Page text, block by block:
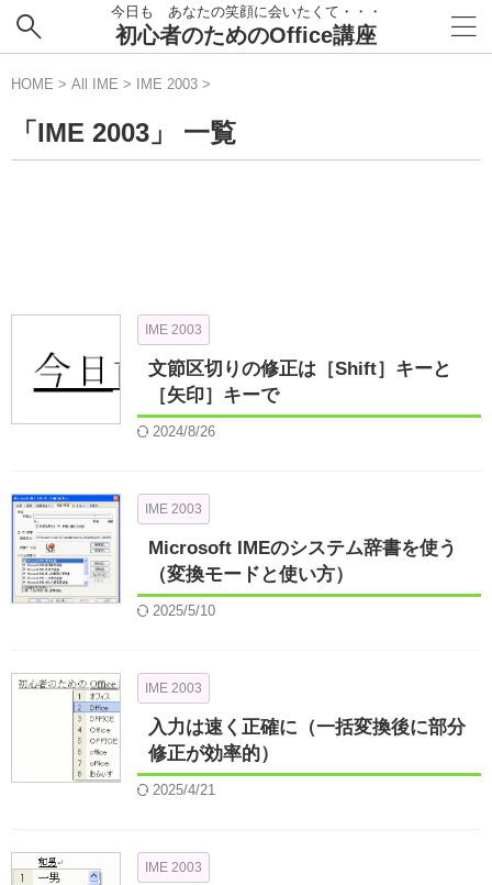
今日も あなたの笑顔に会いたくて・・・
初心者のためのOffice講座
HOME > All IME > IME 2003 >
「IME 2003」 一覧
IME 2003
文節区切りの修正は［Shift］キーと
［矢印］キーで
2024/8/26
IME 2003
Microsoft IMEのシステム辞書を使う
（変換モードと使い方）
2025/5/10
IME 2003
入力は速く正確に（一括変換後に部分
修正が効率的）
2025/4/21
IME 2003